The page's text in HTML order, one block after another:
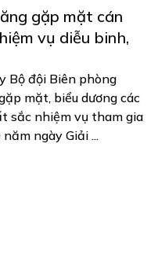
gặp mặt cán
vụ diễu binh,
Bộ đội Biên phòng
mặt, biểu dương các
sắc nhiệm vụ tham gia
ngày Giải ...